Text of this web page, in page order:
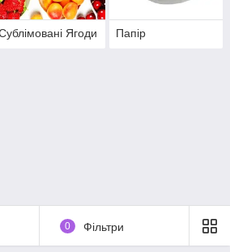
Ягоди Папір
0 Фільтри